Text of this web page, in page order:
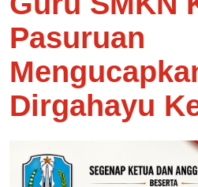
Pasuruan
Dirgahayu